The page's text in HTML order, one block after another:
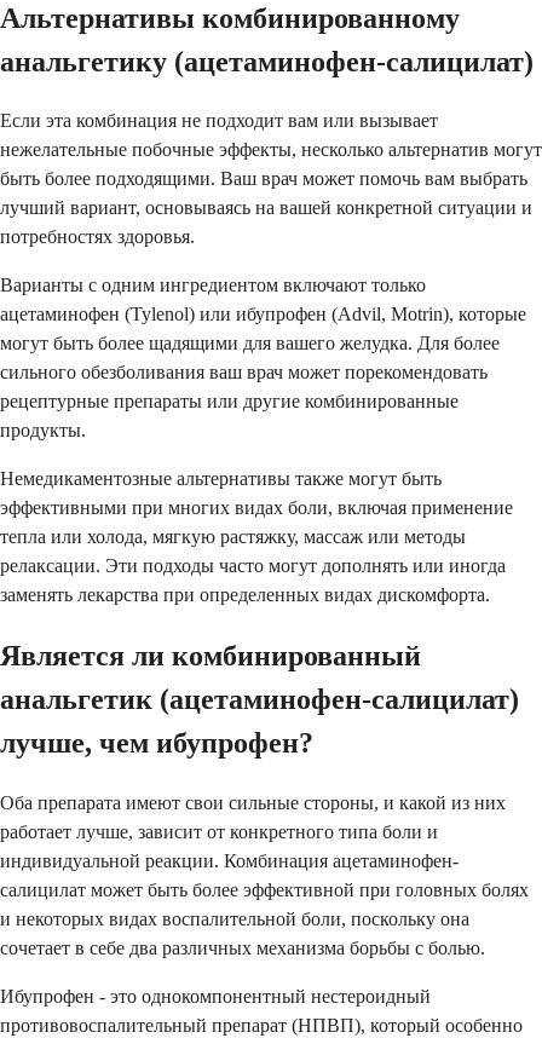
Альтернативы комбинированному
анальгетику (ацетаминофен-салицилат)
Если эта комбинация не подходит вам или вызывает
нежелательные побочные эффекты, несколько альтернатив могут
быть более подходящими. Ваш врач может помочь вам выбрать
лучший вариант, основываясь на вашей конкретной ситуации и
потребностях здоровья.
Варианты с одним ингредиентом включают только
ацетаминофен (Tylenol) или ибупрофен (Advil, Motrin), которые
могут быть более щадящими для вашего желудка. Для более
сильного обезболивания ваш врач может порекомендовать
рецептурные препараты или другие комбинированные
продукты.
Немедикаментозные альтернативы также могут быть
эффективными при многих видах боли, включая применение
тепла или холода, мягкую растяжку, массаж или методы
релаксации. Эти подходы часто могут дополнять или иногда
заменять лекарства при определенных видах дискомфорта.
Является ли комбинированный
анальгетик (ацетаминофен-салицилат)
лучше, чем ибупрофен?
Оба препарата имеют свои сильные стороны, и какой из них
работает лучше, зависит от конкретного типа боли и
индивидуальной реакции. Комбинация ацетаминофен-
салицилат может быть более эффективной при головных болях
и некоторых видах воспалительной боли, поскольку она
сочетает в себе два различных механизма борьбы с болью.
Ибупрофен - это однокомпонентный нестероидный
противовоспалительный препарат (НПВП), который особенно